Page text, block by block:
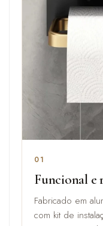
01
Funcional e
Fabricado em
com kit de